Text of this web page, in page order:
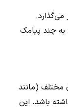
می‌گذارد.
به چند پیامک
مختلف (مانند
باشد. این